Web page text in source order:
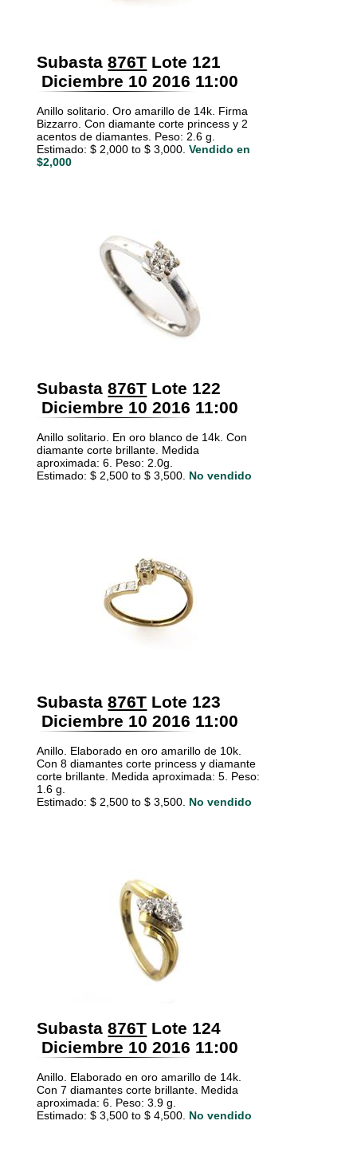
Subasta 876T Lote 121
Diciembre 10 2016 11:00
Anillo solitario. Oro amarillo de 14k. Firma
Bizzarro. Con diamante corte princess y 2
acentos de diamantes. Peso: 2.6 g.
Estimado: $ 2,000 to $ 3,000. Vendido en
$2,000
Subasta 876T Lote 122
Diciembre 10 2016 11:00
Anillo solitario. En oro blanco de 14k. Con
diamante corte brillante. Medida
aproximada: 6. Peso: 2.0g.
Estimado: $ 2,500 to $ 3,500. No vendido
Subasta 876T Lote 123
Diciembre 10 2016 11:00
Anillo. Elaborado en oro amarillo de 10k.
Con 8 diamantes corte princess y diamante
corte brillante. Medida aproximada: 5. Peso:
1.6 g.
Estimado: $ 2,500 to $ 3,500. No vendido
Subasta 876T Lote 124
Diciembre 10 2016 11:00
Anillo. Elaborado en oro amarillo de 14k.
Con 7 diamantes corte brillante. Medida
aproximada: 6. Peso: 3.9 g.
Estimado: $ 3,500 to $ 4,500. No vendido